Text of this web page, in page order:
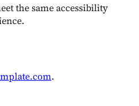
the same accessibility
.